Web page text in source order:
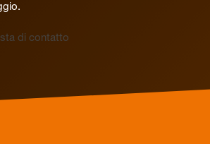
di contatto